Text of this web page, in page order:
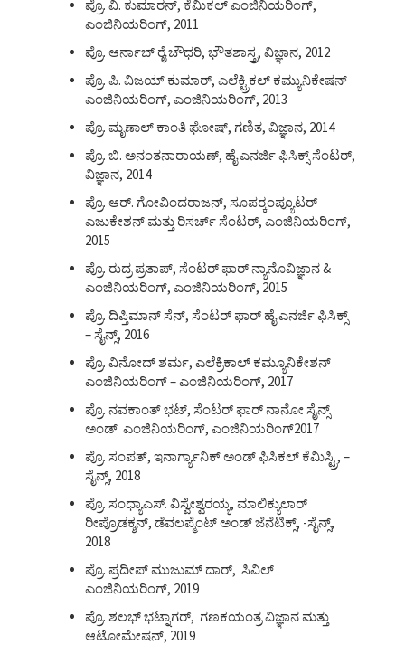
ಪ್ರೊ. ವಿ. ಕುಮಾರನ್, ಕೆಮಿಕಲ್ ಎಂಜಿನಿಯರಿಂಗ್,
ಎಂಜಿನಿಯರಿಂಗ್, 2011
ಪ್ರೊ. ಆರ್ನಾಬ್ ರೈ ಚೌಧರಿ, ಭೌತಶಾಸ್ತ್ರ, ವಿಜ್ಞಾನ, 2012
ಪ್ರೊ. ಪಿ. ವಿಜಯ್ ಕುಮಾರ್, ಎಲೆಕ್ಟ್ರಿಕಲ್ ಕಮ್ಯುನಿಕೇಷನ್
ಎಂಜಿನಿಯರಿಂಗ್, ಎಂಜಿನಿಯರಿಂಗ್, 2013
ಪ್ರೊ. ಮೃಣಾಲ್ ಕಾಂತಿ ಘೋಷ್, ಗಣಿತ, ವಿಜ್ಞಾನ, 2014
ಪ್ರೊ. ಬಿ. ಅನಂತನಾರಾಯಣ್, ಹೈ ಎನರ್ಜಿ ಫಿಸಿಕ್ಸ್ ಸೆಂಟರ್,
ವಿಜ್ಞಾನ, 2014
ಪ್ರೊ. ಆರ್. ಗೋವಿಂದರಾಜನ್, ಸೂಪರ್‍ಕಂಪ್ಯೂಟರ್
ಎಜುಕೇಶನ್ ಮತ್ತು ರಿಸರ್ಚ್ ಸೆಂಟರ್, ಎಂಜಿನಿಯರಿಂಗ್,
2015
ಪ್ರೊ. ರುದ್ರ ಪ್ರತಾಪ್, ಸೆಂಟರ್ ಫಾರ್ ನ್ಯಾನೊವಿಜ್ಞಾನ &
ಎಂಜಿನಿಯರಿಂಗ್, ಎಂಜಿನಿಯರಿಂಗ್, 2015
ಪ್ರೊ. ದಿಪ್ತಿಮಾನ್ ಸೆನ್, ಸೆಂಟರ್ ಫಾರ್ ಹೈ ಎನರ್ಜಿ ಫಿಸಿಕ್ಸ್
– ಸೈನ್ಸ್, 2016
ಪ್ರೊ. ವಿನೋದ್ ಶರ್ಮ, ಎಲೆಕ್ರಿಕಾಲ್ ಕಮ್ಯೂನಿಕೇಶನ್
ಎಂಜಿನಿಯರಿಂಗ್ – ಎಂಜಿನಿಯರಿಂಗ್, 2017
ಪ್ರೊ. ನವಕಾಂತ್ ಭಟ್, ಸೆಂಟರ್ ಫಾರ್ ನಾನೋ ಸೈನ್ಸ್
ಅಂಡ್ ಎಂಜಿನಿಯರಿಂಗ್, ಎಂಜಿನಿಯರಿಂಗ್2017
ಪ್ರೊ. ಸಂಪತ್, ಇನಾರ್ಗ್ಯಾನಿಕ್ ಅಂಡ್ ಫಿಸಿಕಲ್ ಕೆಮಿಸ್ಟ್ರಿ, –
ಸೈನ್ಸ್, 2018
ಪ್ರೊ. ಸಂಧ್ಯಾಎಸ್. ವಿಸ್ವೇಶ್ವರಯ್ಯ, ಮಾಲಿಕ್ಯುಲಾರ್
ರೀಪ್ರೊಡಕ್ಶನ್, ಡೆವಲಪ್ಮೆಂಟ್ ಅಂಡ್ ಜೆನೆಟಿಕ್ಸ್, -ಸೈನ್ಸ್,
2018
ಪ್ರೊ. ಪ್ರದೀಪ್ ಮುಜುಮ್ ದಾರ್, ಸಿವಿಲ್
ಎಂಜಿನಿಯರಿಂಗ್, 2019
ಪ್ರೊ. ಶಲಭ್ ಭಟ್ನಾಗರ್, ಗಣಕಯಂತ್ರ ವಿಜ್ಞಾನ ಮತ್ತು
ಆಟೋಮೇಷನ್, 2019